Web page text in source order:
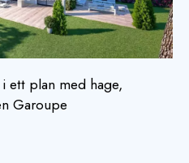
ett plan med hage,
Garoupe